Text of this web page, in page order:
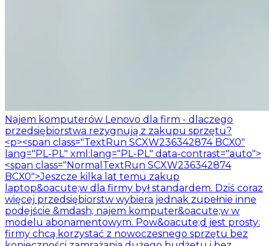
Najem komputerów Lenovo dla firm - dlaczego
przedsiębiorstwa rezygnują z zakupu sprzętu?
<p><span class="TextRun SCXW236342874 BCX0"
lang="PL-PL" xml:lang="PL-PL" data-contrast="auto">
<span class="NormalTextRun SCXW236342874
BCX0">Jeszcze kilka lat temu zakup
laptop&oacute;w dla firmy był standardem. Dziś coraz
więcej przedsiębiorstw wybiera jednak zupełnie inne
podejście &mdash; najem komputer&oacute;w w
modelu abonamentowym. Pow&oacute;d jest prosty:
firmy chcą korzystać z nowoczesnego sprzętu bez